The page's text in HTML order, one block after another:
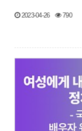
2023-04-26 790